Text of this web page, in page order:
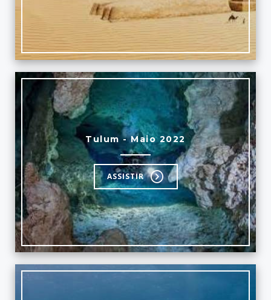
Tulum - Maio 2022
ASSISTIR